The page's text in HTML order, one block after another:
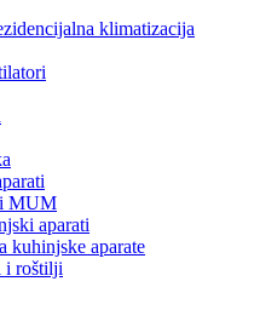
klimatizacija
MUM
aparati
kuhinjske aparate
i roštilji